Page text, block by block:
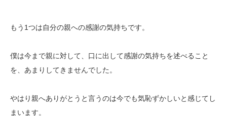
もう1つは自分の親への感謝の気持ちです。
僕は今まで親に対して、口に出して感謝の気持ちを述べること
を、あまりしてきませんでした。
やはり親へありがとうと言うのは今でも気恥ずかしいと感じてし
まいます。